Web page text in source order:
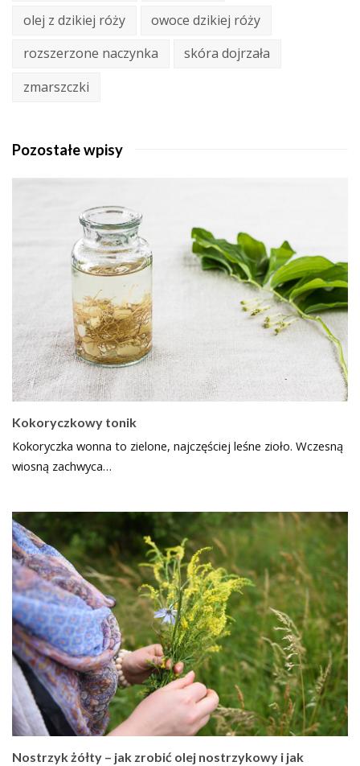
olej z dzikiej róży
owoce dzikiej róży
rozszerzone naczynka
skóra dojrzała
zmarszczki
Pozostałe wpisy
Kokoryczkowy tonik
Kokoryczka wonna to zielone, najczęściej leśne zioło. Wczesną
wiosną zachwyca…
Nostrzyk żółty – jak zrobić olej nostrzykowy i jak